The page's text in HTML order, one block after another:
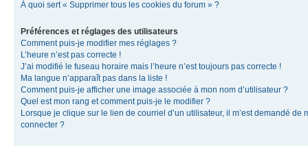
À quoi sert « Supprimer tous les cookies du forum » ?
Préférences et réglages des utilisateurs
Comment puis-je modifier mes réglages ?
L’heure n’est pas correcte !
J’ai modifié le fuseau horaire mais l’heure n’est toujours pas correcte !
Ma langue n’apparaît pas dans la liste !
Comment puis-je afficher une image associée à mon nom d’utilisateur ?
Quel est mon rang et comment puis-je le modifier ?
Lorsque je clique sur le lien de courriel d’un utilisateur, il m’est demandé de
connecter ?